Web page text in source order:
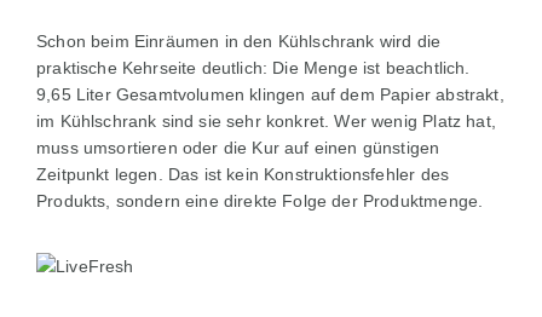
Schon beim Einräumen in den Kühlschrank wird die
praktische Kehrseite deutlich: Die Menge ist beachtlich.
9,65 Liter Gesamtvolumen klingen auf dem Papier abstrakt,
im Kühlschrank sind sie sehr konkret. Wer wenig Platz hat,
muss umsortieren oder die Kur auf einen günstigen
Zeitpunkt legen. Das ist kein Konstruktionsfehler des
Produkts, sondern eine direkte Folge der Produktmenge.